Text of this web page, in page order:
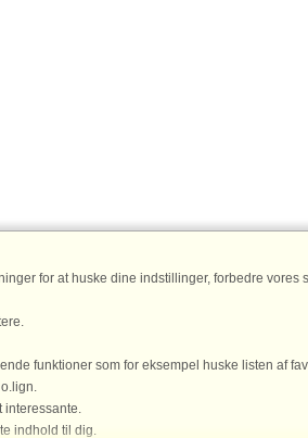
|Sommerhus Blåvand
Sommerhus 61864, 10 personer, Spabad,
for at huske dine indstillinger, forbedre vores
funktioner som for eksempel huske listen af
interessante.
indhold til dig.